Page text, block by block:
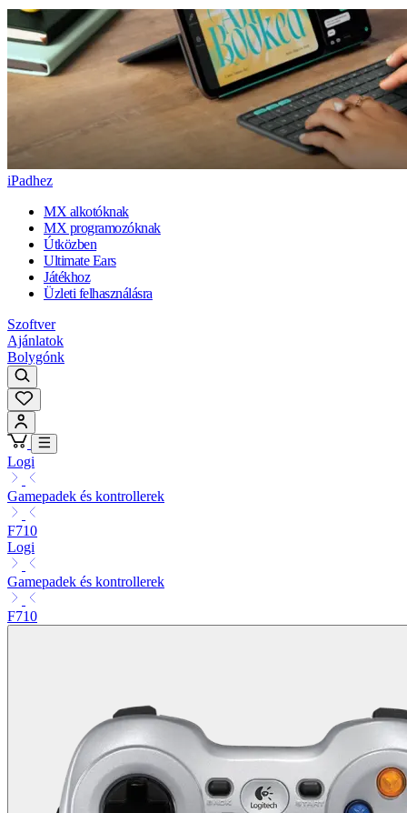
iPadhez
MX alkotóknak
MX programozóknak
Útközben
Ultimate Ears
Játékhoz
Üzleti felhasználásra
Szoftver
Ajánlatok
Bolygónk
Logi
Gamepadek és kontrollerek
F710
Logi
Gamepadek és kontrollerek
F710